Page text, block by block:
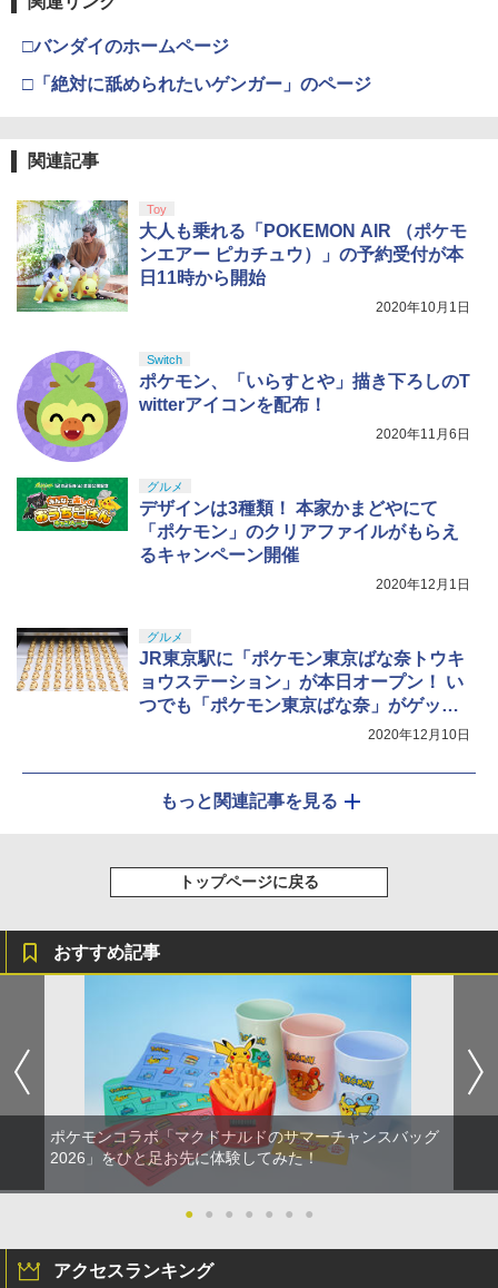
￥11,980
5 アストロボット
窩座再来(通常版)【Blu-ray】 [ 吾峠呼世
5
Re:ゼロから始める異世界生活 4th seas
on 3【Blu-ray】 [ 長月達平 ]
￥7,821
5
ニンテンドープリペイド番号 5000円|オ
ンラインコード版
￥11,849
5
【純正品】DualSense ワイヤレスコン
4
【純正品】Xbox 充電式バッテリー + US
5
【国内正規品】Thrustmaster スラスト
マスター TH8S シフター - PC、PS4、P
S5、PS5 Pro、Xbox One、Xbox Serie
s X|S 対応の高精度 H パターン シフター
(オリジナル特典:オリジナル巾着＋メー
カー特典:【坤と離】二振りの剣、十翼よ
り来たる！スタジオ描き下ろしイラスト
ボード付) [Blu-ray]
4
窩座再来 完全生産限定版 [Blu-ray]
￥8,698
『映画 ラブライブ！蓮ノ空女学院スクー
ルアイドルクラブ Bloom Garden Part
y』Blu-ray（特装限定版）
□バンダイのホームページ
□「絶対に舐められたいゲンガー」のページ
関連記事
Toy
大人も乗れる「POKEMON AIR （ポケモ
ンエアー ピカチュウ）」の予約受付が本
日11時から開始
2020年10月1日
Switch
ポケモン、「いらすとや」描き下ろしのT
witterアイコンを配布！
2020年11月6日
グルメ
デザインは3種類！ 本家かまどやにて
「ポケモン」のクリアファイルがもらえ
るキャンペーン開催
2020年12月1日
グルメ
JR東京駅に「ポケモン東京ばな奈トウキ
ョウステーション」が本日オープン！ い
つでも「ポケモン東京ばな奈」がゲット
2020年12月10日
もっと関連記事を見る
トップページに戻る
おすすめ記事
ポケモンコラボ「マクドナルドのサマーチャンスバッグ
2026」をひと足お先に体験してみた！
● ● ● ● ● ● ●
アクセスランキング